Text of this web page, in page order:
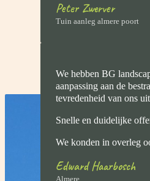
Peter Zwerver
Tuin aanleg almere poort
We hebben BG
aanpassing aan de
tevredenheid van ons
Snelle en duidelijke
We konden in overleg
Edward Haarbosch
Almere